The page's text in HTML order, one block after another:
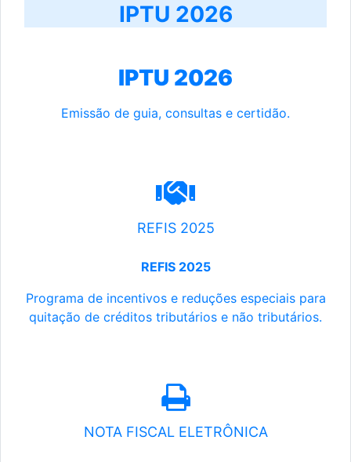
IPTU 2026
IPTU 2026
Emissão de guia, consultas e certidão.
REFIS 2025
REFIS 2025
Programa de incentivos e reduções especiais para
quitação de créditos tributários e não tributários.
NOTA FISCAL ELETRÔNICA